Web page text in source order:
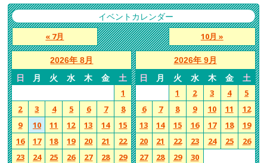
イベントカレンダー
« 7月 10月 »
2026年 8月
日
月 火 水 木 金 土
1
2
3 4 5 6 7
8
9
10 11 12 13 14
15
16
17 18 19 20 21
22
23
24 25 26 27 28 29
2026年 9月
日
月 火 水 木 金 土
1 2 3 4
5
6
7 8 9 10 11
12
13
14 15 16 17 18
19
20
21 22 23 24 25
26
27
28 29 30